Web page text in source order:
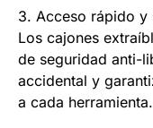
3. Acceso rápido y
Los cajones
de seguridad anti-
accidental y
a cada herramienta.